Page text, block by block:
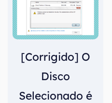
[Corrigido] O
Disco
Selecionado é